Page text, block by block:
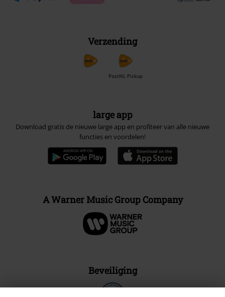
Verzending
PostNL Pickup
large app
Download gratis de nieuwe large app en profiteer van alle nieuwe
functies en voordelen!
A Warner Music Group Company
Beveiliging